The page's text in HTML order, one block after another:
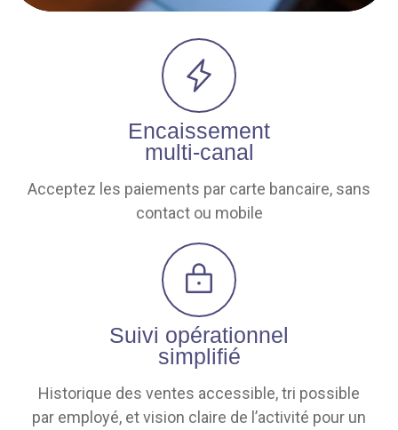
Encaissement
multi-canal
Acceptez les paiements par carte bancaire, sans
contact ou mobile
Suivi opérationnel
simplifié
Historique des ventes accessible, tri possible
par employé, et vision claire de l’activité pour un